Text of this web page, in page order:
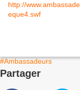
http://
eque4.swf
#Ambassadeurs
Partager